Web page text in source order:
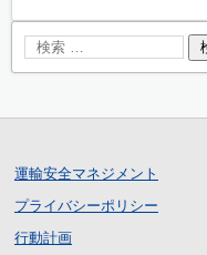
運輸安全マネジメント
プライバシーポリシー
行動計画